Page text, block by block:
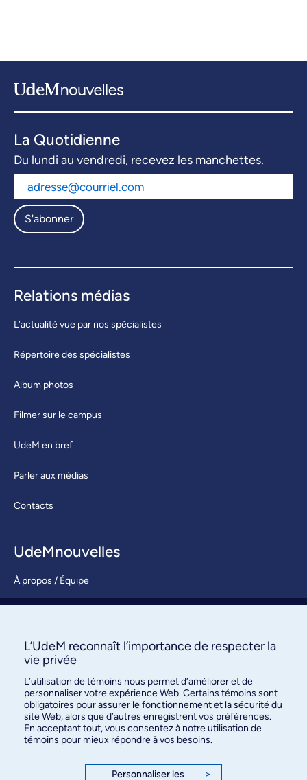
La Quotidienne
Du lundi au vendredi, recevez les manchettes.
S'abonner
Relations médias
L’actualité vue par nos spécialistes
Répertoire des spécialistes
Album photos
Filmer sur le campus
UdeM en bref
Parler aux médias
Contacts
UdeMnouvelles
À propos / Équipe
S’abonner
des relations publiques
L’UdeM reconnaît l’importance de respecter la
vie privée
L’utilisation de témoins nous permet d’améliorer et de
personnaliser votre expérience Web. Certains témoins sont
obligatoires pour assurer le fonctionnement et la sécurité du
site Web, alors que d’autres enregistrent vos préférences.
En acceptant tout, vous consentez à notre utilisation de
témoins pour mieux répondre à vos besoins.
Personnaliser les >